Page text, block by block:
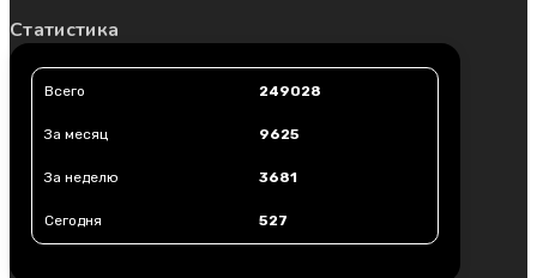
Статистика
Всего 249028
За месяц 9625
За неделю 3681
Сегодня 527